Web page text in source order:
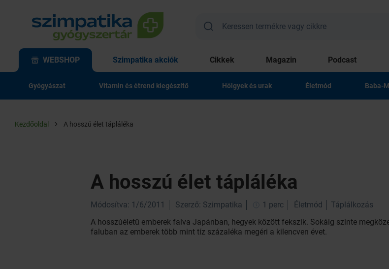
WEBSHOP Szimpatika akciók Cikkek Magazin Podcast
Gyógyászat Vitamin és étrend kiegészítő Hölgyek és urak Életmód Baba-
Kezdőoldal A hosszú élet tápláléka
A hosszú élet tápláléka
Módosítva: 1/6/2011 Szerző: Szimpatika 1 perc Életmód
Táplálkozás
A hosszúéletű emberek falva Japánban, hegyek között fekszik. Sokáig szinte
faluban az emberek több mint tíz százaléka megéri a kilencven évet.